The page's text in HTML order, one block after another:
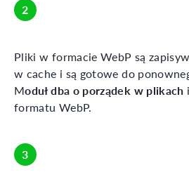
2
Pliki w formacie WebP są
w cache i są gotowe do
Moduł dba o porządek w plikach
formatu WebP.
3